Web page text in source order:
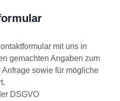
mit uns in
gemachten Angaben zum
sowie für mögliche
DSGVO